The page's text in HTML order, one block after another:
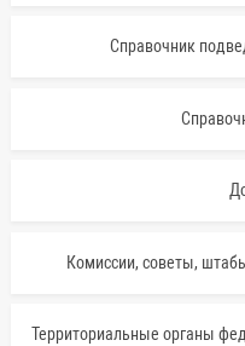
Справочник
Комиссии, советы,
Территориальные органы